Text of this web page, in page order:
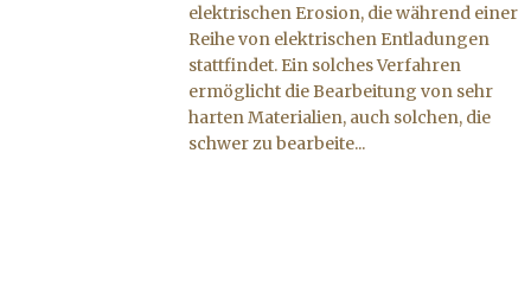
elektrischen Erosion, die während einer
Reihe von elektrischen Entladungen
stattfindet. Ein solches Verfahren
ermöglicht die Bearbeitung von sehr
harten Materialien, auch solchen, die
schwer zu bearbeite...